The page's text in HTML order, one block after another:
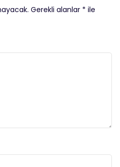
Gerekli alanlar * ile